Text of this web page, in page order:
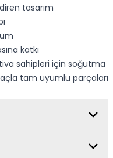
tasarım
katkı
sahipleri için soğutma
tam uyumlu parçaları